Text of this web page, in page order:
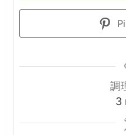
調
3